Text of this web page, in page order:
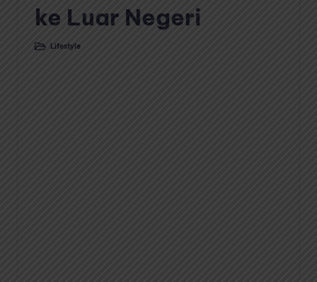
ke Luar Negeri
PostedLifestyle